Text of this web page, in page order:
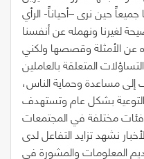
حين نرى –أحياناً- الرأي
الأمثلة وقصصها ولكني
المتعلقة بالعاملين
مساعدة وحماية الناس،
بشكل عام وتستهدف
نشهد تزايد التفاعل لدى
المعلومات والمشورة في